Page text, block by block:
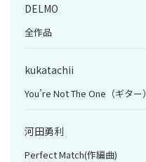
DELMO
全作品
kukatachii
You’re Not The One（ギター）
河田勇利
Perfect Match(作編曲)